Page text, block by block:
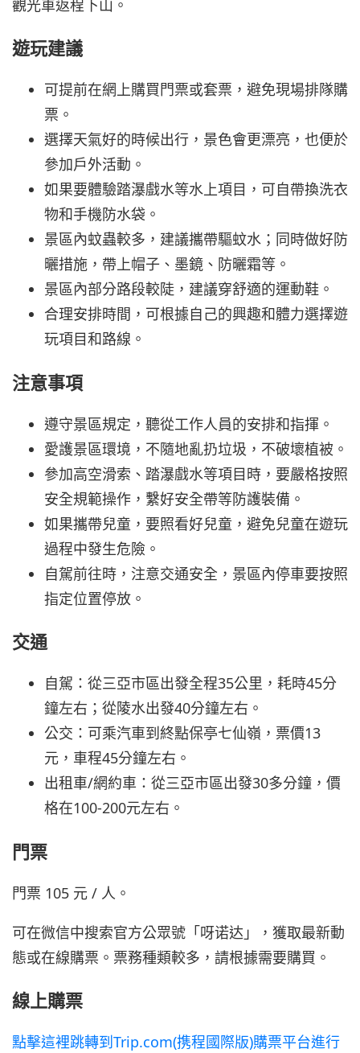
觀光車返程下山。
遊玩建議
可提前在網上購買門票或套票，避免現場排隊購
票。
選擇天氣好的時候出行，景色會更漂亮，也便於
參加戶外活動。
如果要體驗踏瀑戲水等水上項目，可自帶換洗衣
物和手機防水袋。
景區內蚊蟲較多，建議攜帶驅蚊水；同時做好防
曬措施，帶上帽子、墨鏡、防曬霜等。
景區內部分路段較陡，建議穿舒適的運動鞋。
合理安排時間，可根據自己的興趣和體力選擇遊
玩項目和路線。
注意事項
遵守景區規定，聽從工作人員的安排和指揮。
愛護景區環境，不隨地亂扔垃圾，不破壞植被。
參加高空滑索、踏瀑戲水等項目時，要嚴格按照
安全規範操作，繫好安全帶等防護裝備。
如果攜帶兒童，要照看好兒童，避免兒童在遊玩
過程中發生危險。
自駕前往時，注意交通安全，景區內停車要按照
指定位置停放。
交通
自駕：從三亞市區出發全程35公里，耗時45分
鐘左右；從陵水出發40分鐘左右。
公交：可乘汽車到終點保亭七仙嶺，票價13
元，車程45分鐘左右。
出租車/網約車：從三亞市區出發30多分鐘，價
格在100-200元左右。
門票
門票 105 元 / 人。
可在微信中搜索官方公眾號「呀诺达」，獲取最新動
態或在線購票。票務種類較多，請根據需要購買。
線上購票
點擊這裡跳轉到Trip.com(携程國際版)購票平台進行